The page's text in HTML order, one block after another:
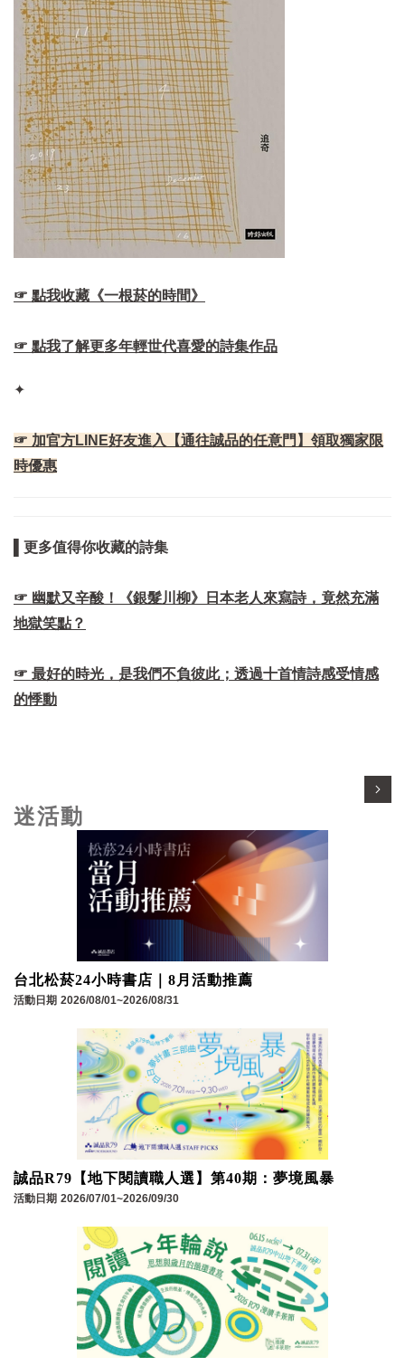
☞ 點我收藏《一根菸的時間》
☞ 點我了解更多年輕世代喜愛的詩集作品
✦
☞ 加官方LINE好友進入【通往誠品的任意門】領取獨家限
時優惠
▌更多值得你收藏的詩集
☞ 幽默又辛酸！《銀髮川柳》日本老人來寫詩，竟然充滿
地獄笑點？
☞ 最好的時光，是我們不負彼此；透過十首情詩感受情感
的悸動
迷活動
台北松菸24小時書店｜8月活動推薦
活動日期 2026/08/01~2026/08/31
誠品R79【地下閱讀職人選】第40期：夢境風暴
活動日期 2026/07/01~2026/09/30